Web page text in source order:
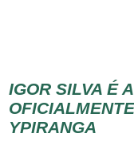
IGOR SILVA É
YPIRANGA